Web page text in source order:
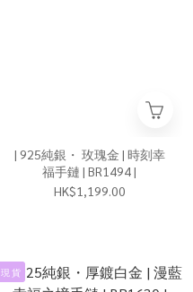
| 925純銀・ 玫瑰金 | 時刻幸
福手鏈 | BR1494 |
HK$1,199.00
現 貨